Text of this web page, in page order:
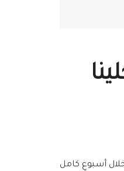
أسبوعِ كامل